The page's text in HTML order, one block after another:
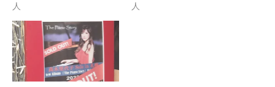
無料で登録したい企業様はこちら
メディア取材受付口はこちら
人
人